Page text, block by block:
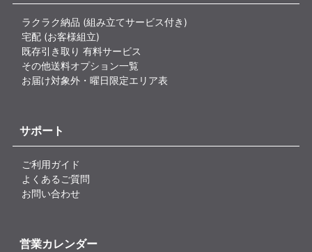
ラクラク納品 (組み立てサービス付き)
宅配 (お客様組立)
既存引き取り 有料サービス
その他送料オプション一覧
お届け対象外・曜日限定エリア表
サポート
ご利用ガイド
よくあるご質問
お問い合わせ
営業カレンダー